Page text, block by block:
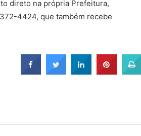
direto na própria Prefeitura,
4424, que também recebe